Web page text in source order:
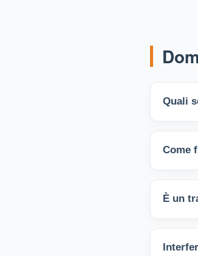
Quali
diffuso
Come
È un